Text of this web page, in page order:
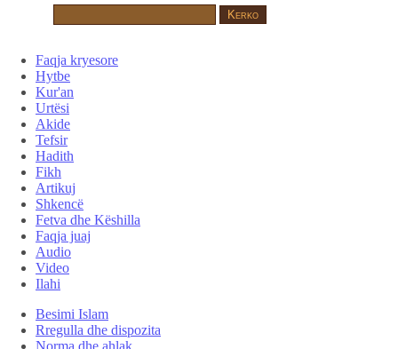
Faqja kryesore
Hytbe
Kur'an
Urtësi
Akide
Tefsir
Hadith
Fikh
Artikuj
Shkencë
Fetva dhe Këshilla
Faqja juaj
Audio
Video
Ilahi
Besimi Islam
Rregulla dhe dispozita
Norma dhe ahlak